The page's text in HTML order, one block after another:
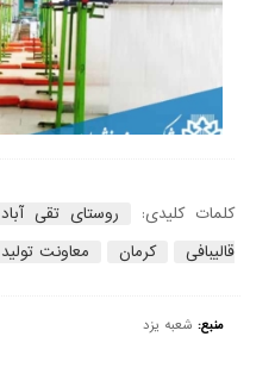
کلمات کلیدی: روستای تقی آباد
قالیبافی
کرمان معاونت تولید
منبع: شعبه یزد